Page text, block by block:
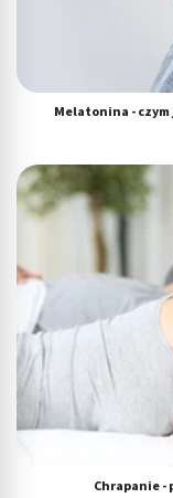
Melatonina - czym
Chrapanie -